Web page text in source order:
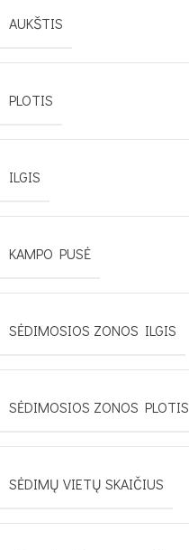
AUKŠTIS
PLOTIS
ILGIS
KAMPO PUSĖ
SĖDIMOSIOS ZONOS ILGIS
SĖDIMOSIOS ZONOS PLOTIS
SĖDIMŲ VIETŲ SKAIČIUS